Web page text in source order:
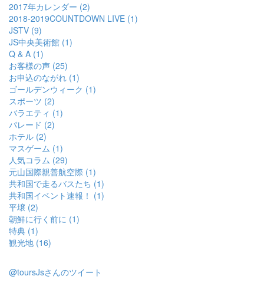
2017年カレンダー (2)
2018-2019COUNTDOWN LIVE (1)
JSTV (9)
JS中央美術館 (1)
Q & A (1)
お客様の声 (25)
お申込のながれ (1)
ゴールデンウィーク (1)
スポーツ (2)
バラエティ (1)
パレード (2)
ホテル (2)
マスゲーム (1)
人気コラム (29)
元山国際親善航空際 (1)
共和国で走るバスたち (1)
共和国イベント速報！ (1)
平壌 (2)
朝鮮に行く前に (1)
特典 (1)
観光地 (16)
@toursJsさんのツイート